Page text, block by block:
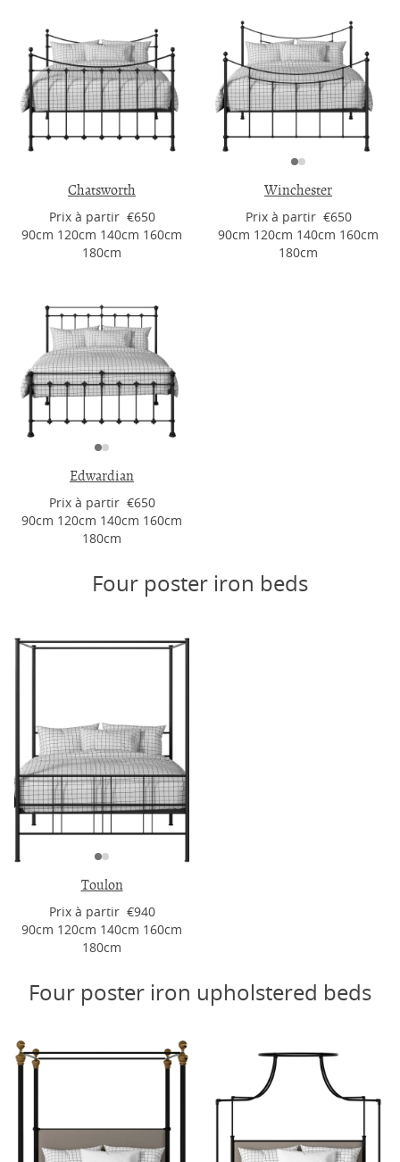
Chatsworth
Prix ​​à partir €650
90cm 120cm 140cm 160cm
180cm
Winchester
Prix ​​à partir €650
90cm 120cm 140cm 160cm
180cm
Edwardian
Prix ​​à partir €650
90cm 120cm 140cm 160cm
180cm
Four poster iron beds
Toulon
Prix ​​à partir €940
90cm 120cm 140cm 160cm
180cm
Four poster iron upholstered beds